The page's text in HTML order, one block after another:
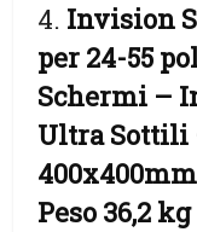
4. Invision
per 24-55
Schermi –
Ultra Sottili
Peso 36,2